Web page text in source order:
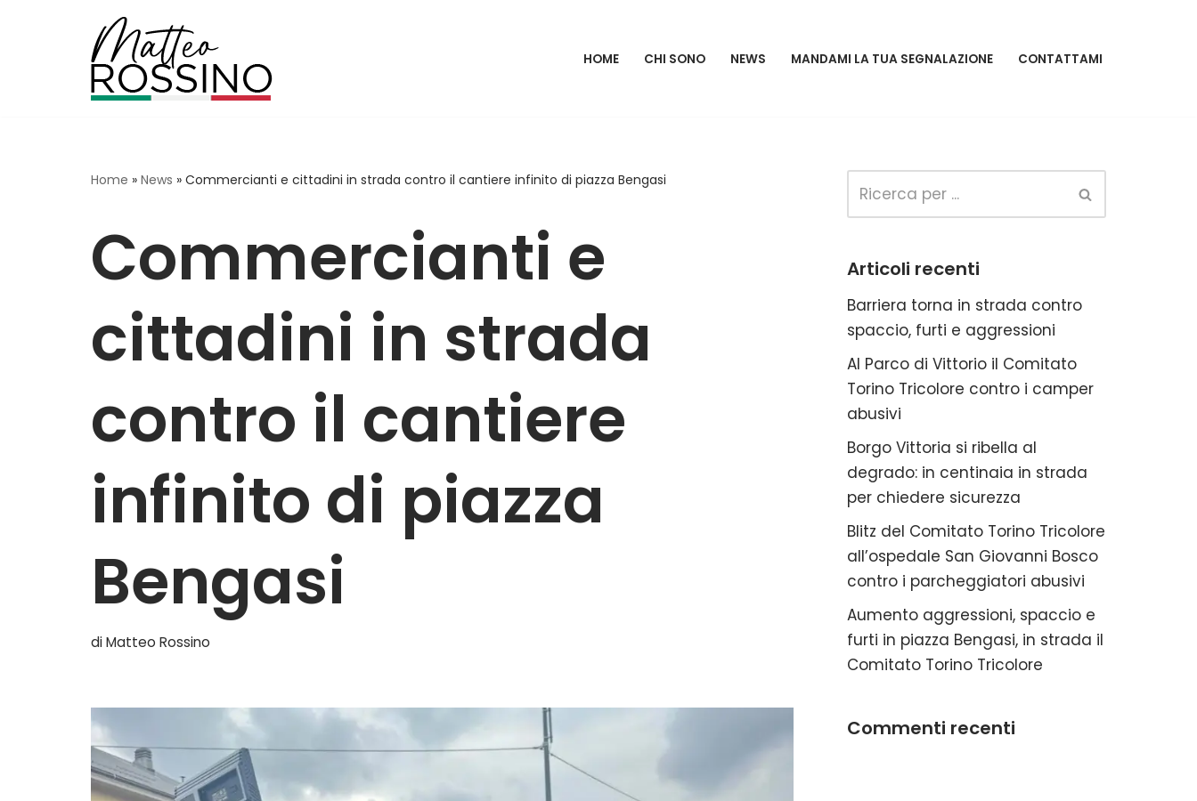
contenuto
HOME CHI SONO NEWS MANDAMI LA TUA SEGNALAZIONE CONTATTAMI
Home » News » Commercianti e cittadini in strada contro il cantiere infinito di piazza Bengasi
Commercianti e
cittadini in strada
contro il cantiere
infinito di piazza
Bengasi
diMatteo Rossino
Articoli recenti
Barriera torna in strada contro
spaccio, furti e aggressioni
Al Parco di Vittorio il Comitato
Torino Tricolore contro i camper
abusivi
Borgo Vittoria si ribella al
degrado: in centinaia in strada
per chiedere sicurezza
Blitz del Comitato Torino Tricolore
all’ospedale San Giovanni Bosco
contro i parcheggiatori abusivi
Aumento aggressioni, spaccio e
furti in piazza Bengasi, in strada il
Comitato Torino Tricolore
Commenti recenti